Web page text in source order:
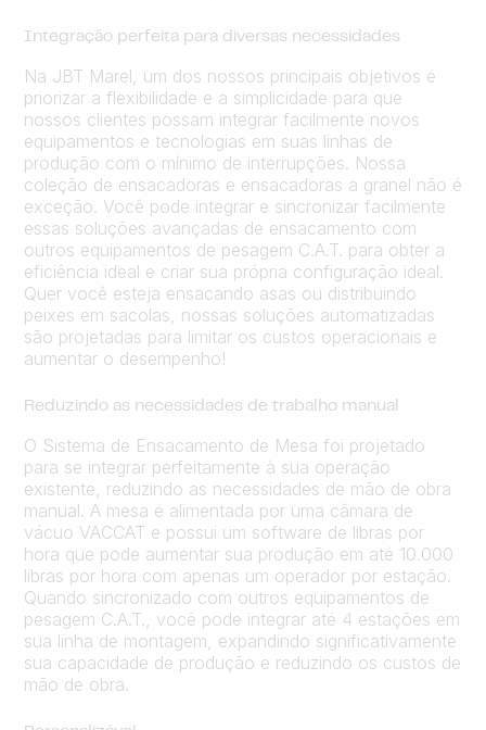
Integração perfeita para diversas necessidades
Na JBT Marel, um dos nossos principais objetivos é
priorizar a flexibilidade e a simplicidade para que
nossos clientes possam integrar facilmente novos
equipamentos e tecnologias em suas linhas de
produção com o mínimo de interrupções. Nossa
coleção de ensacadoras e ensacadoras a granel não é
exceção. Você pode integrar e sincronizar facilmente
essas soluções avançadas de ensacamento com
outros equipamentos de pesagem C.A.T. para obter a
eficiência ideal e criar sua própria configuração ideal.
Quer você esteja ensacando asas ou distribuindo
peixes em sacolas, nossas soluções automatizadas
são projetadas para limitar os custos operacionais e
aumentar o desempenho!
Reduzindo as necessidades de trabalho manual
O Sistema de Ensacamento de Mesa foi projetado
para se integrar perfeitamente à sua operação
existente, reduzindo as necessidades de mão de obra
manual. A mesa é alimentada por uma câmara de
vácuo VACCAT e possui um software de libras por
hora que pode aumentar sua produção em até 10.000
libras por hora com apenas um operador por estação.
Quando sincronizado com outros equipamentos de
pesagem C.A.T., você pode integrar até 4 estações em
sua linha de montagem, expandindo significativamente
sua capacidade de produção e reduzindo os custos de
mão de obra.